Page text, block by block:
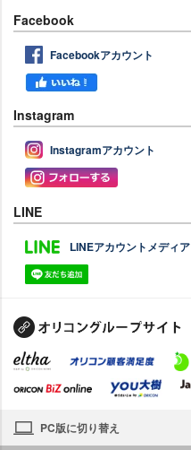
Facebook
Facebookアカウント
Instagram
Instagramアカウント
LINE
LINEアカウントメディア
PC版に切り替え